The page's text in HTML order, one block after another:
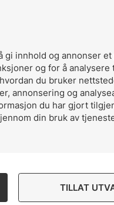
gi innhold og annonser
og for å analysere
du bruker
annonsering og
du har gjort
din bruk av
TILLAT
Designed and